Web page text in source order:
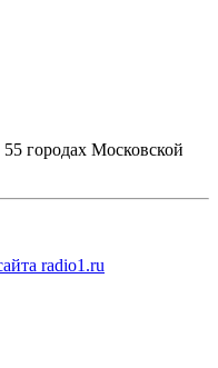
городах Московской
radio1.ru